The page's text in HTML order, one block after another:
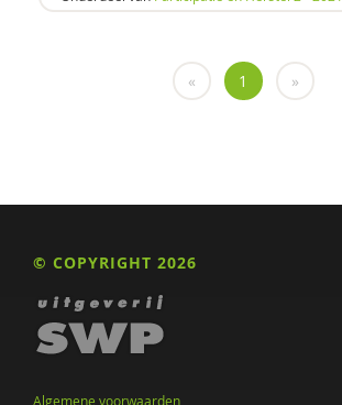
Barbara Schaefer
Wilma Swildens
Vadim Telukov
« 1 »
© COPYRIGHT 2026
Algemene voorwaarden